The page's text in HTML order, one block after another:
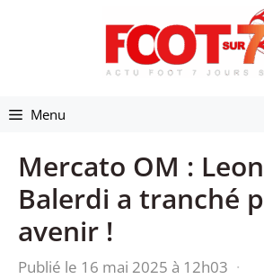
Menu
Mercato OM :
Balerdi a tranché
avenir !
Publié le 16 mai 2025 à 12h03 ·